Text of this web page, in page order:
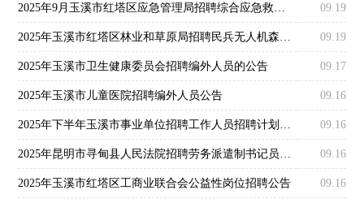
2025年9月玉溪市红塔区应急管理局招聘综合应急救援队人员公告 09.19
2025年玉溪市红塔区林业和草原局招聘民兵无人机森林草原防灭火分队队员公告 09.19
2025年玉溪市卫生健康委员会招聘编外人员的公告 09.17
2025年玉溪市儿童医院招聘编外人员公告 09.16
2025年下半年玉溪市事业单位招聘工作人员招聘计划裁减公告 09.16
2025年昆明市寻甸县人民法院招聘劳务派遣制书记员公告 09.16
2025年玉溪市红塔区工商业联合会公益性岗位招聘公告 09.16